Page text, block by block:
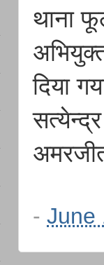
थाना
दिया
- June